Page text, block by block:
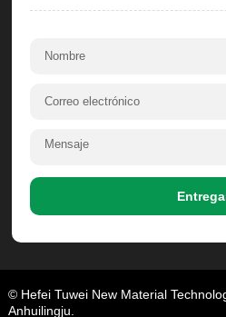
© Hefei Tuwei New Material
Anhuilingju.